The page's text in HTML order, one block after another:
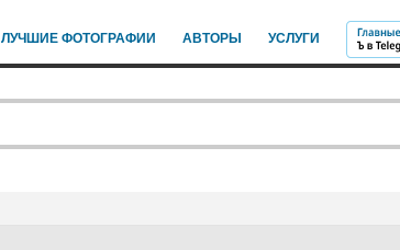
ЛУЧШИЕ ФОТОГРАФИИ АВТОРЫ УСЛУГИ